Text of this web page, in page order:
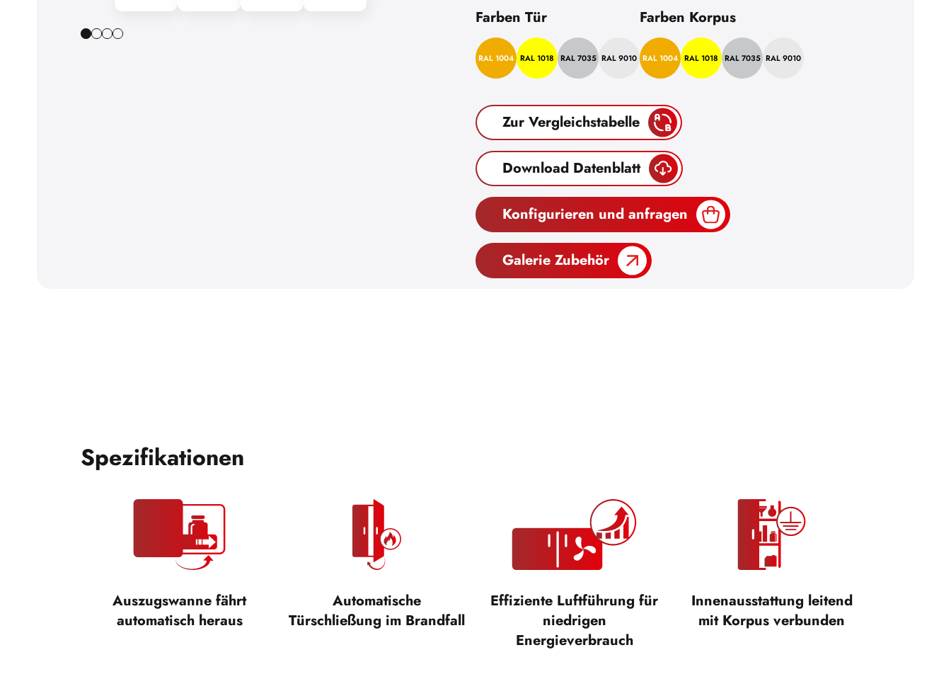
Farben Tür
RAL 1004 RAL 1018 RAL 7035 RAL 9010
Farben Korpus
RAL 1004 RAL 1018 RAL 7035 RAL 9010
Zur Vergleichstabelle
Download Datenblatt
Konfigurieren und anfragen
Galerie Zubehör
Spezifikationen
Auszugswanne fährt
automatisch heraus
Automatische
Türschließung im Brandfall
Effiziente Luftführung für
niedrigen
Energieverbrauch
Innenausstattung leitend
mit Korpus verbunden